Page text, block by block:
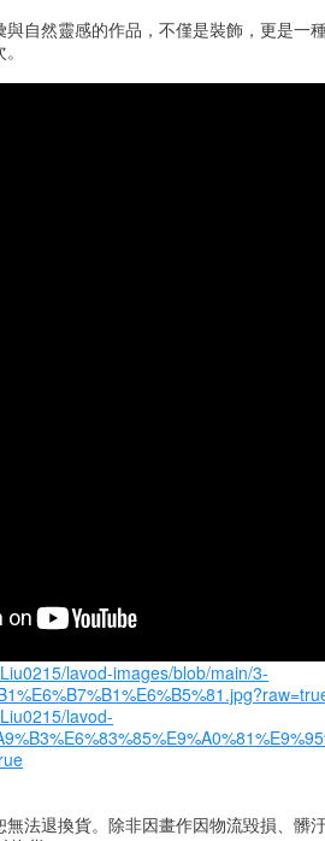
自然靈感的作品，不僅是裝飾，更是一
lavod-images/blob/main/3-
lavod-
法退換貨。除非因畫作因物流毀損、髒